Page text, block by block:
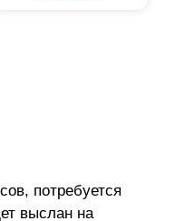
потребуется
выслан на